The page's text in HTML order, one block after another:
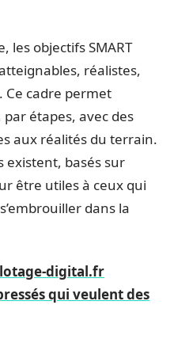
les objectifs SMART
réalistes,
Ce cadre permet
par étapes, avec des
aux réalités du terrain.
existent, basés sur
être utiles à ceux qui
dans la
digital.fr
qui veulent des